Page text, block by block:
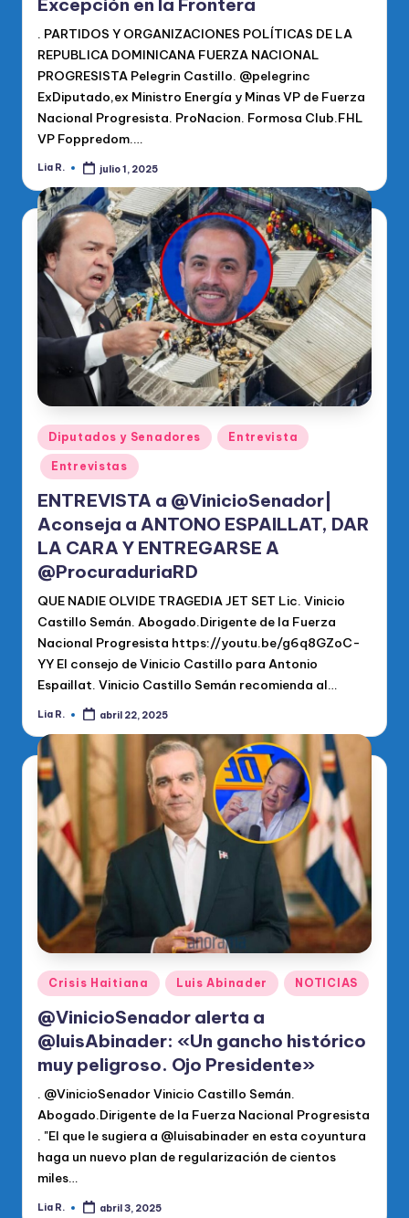
. PARTIDOS Y ORGANIZACIONES POLÍTICAS DE LA
REPUBLICA DOMINICANA FUERZA NACIONAL
PROGRESISTA Pelegrin Castillo. @pelegrinc
ExDiputado,ex Ministro Energía y Minas VP de Fuerza
Nacional Progresista. ProNacion. Formosa Club.FHL
VP Foppredom.…
Publicado
Lia R. julio 1, 2025
Publicado
en
Diputados y Senadores Entrevista
Entrevistas
ENTREVISTA a @VinicioSenador|
Aconseja a ANTONO ESPAILLAT, DAR
LA CARA Y ENTREGARSE A
@ProcuraduriaRD
QUE NADIE OLVIDE TRAGEDIA JET SET Lic. Vinicio
Castillo Semán. Abogado.Dirigente de la Fuerza
Nacional Progresista https://youtu.be/g6q8GZoC-
YY El consejo de Vinicio Castillo para Antonio
Espaillat. Vinicio Castillo Semán recomienda al…
Publicado
Lia R. abril 22, 2025
Publicado
en
Crisis Haitiana Luis Abinader NOTICIAS
@VinicioSenador alerta a
@luisAbinader: «Un gancho histórico
muy peligroso. Ojo Presidente»
. @VinicioSenador Vinicio Castillo Semán.
Abogado.Dirigente de la Fuerza Nacional Progresista
. "El que le sugiera a @luisabinader en esta coyuntura
haga un nuevo plan de regularización de cientos
miles…
Publicado
Lia R. abril 3, 2025